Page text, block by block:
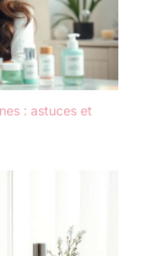
: astuces et